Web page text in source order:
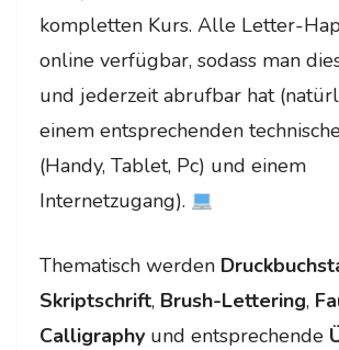
kompletten Kurs. Alle Letter-
online verfügbar, sodass man
und jederzeit abrufbar hat
einem entsprechenden
(Handy, Tablet, Pc) und einem
Internetzugang).
Thematisch werden
Skriptschrift, Brush-Lettering,
Calligraphy und entsprechende